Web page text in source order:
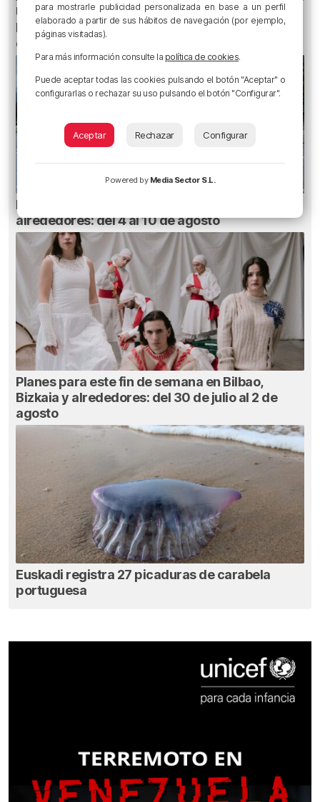
Un total de 124 centros de Infantil y Primaria de
Euskadi realizarán mejoras con una inversión
de 19,3 millones
Planes para esta semana en Bilbao, Bizkaia y
alrededores: del 4 al 10 de agosto
Planes para este fin de semana en Bilbao,
Bizkaia y alrededores: del 30 de julio al 2 de
agosto
Euskadi registra 27 picaduras de carabela
portuguesa
para mostrarle publicidad personalizada en base a un perfil
elaborado a partir de sus hábitos de navegación (por ejemplo,
páginas visitadas).
Para más información consulte la política de cookies.
Puede aceptar todas las cookies pulsando el botón "Aceptar" o
configurarlas o rechazar su uso pulsando el botón "Configurar".
Aceptar Rechazar Configurar
Powered by Media Sector S.L.